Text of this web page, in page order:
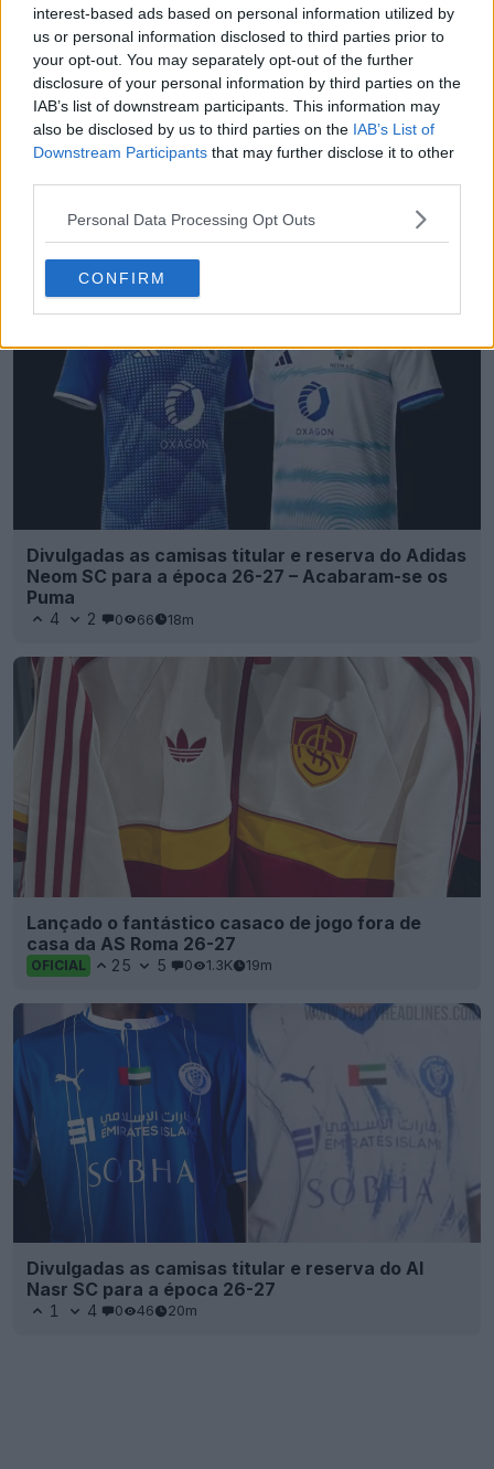
interest-based ads based on personal information utilized by
us or personal information disclosed to third parties prior to
your opt-out. You may separately opt-out of the further
disclosure of your personal information by third parties on the
IAB’s list of downstream participants. This information may
also be disclosed by us to third parties on the IAB’s List of
Downstream Participants that may further disclose it to other
Personal Data Processing Opt Outs
CONFIRM
Terceira camisa «Dragão» do Internacional 26-
27 vazou
Divulgadas as camisas titular e reserva do Adidas
Neom SC para a época 26-27 – Acabaram-se os
Puma
4 2 0 66 18m
Lançado o fantástico casaco de jogo fora de
casa da AS Roma 26-27
OFICIAL 25 5 0 1.3K 19m
Divulgadas as camisas titular e reserva do Al
Nasr SC para a época 26-27
1 4 0 46 20m